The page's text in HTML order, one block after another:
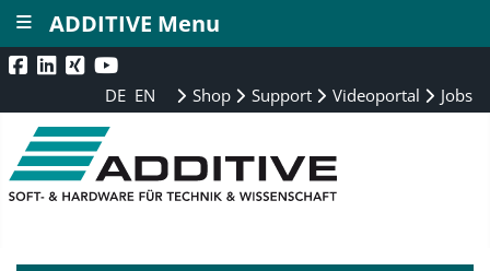
DE EN Shop Support Videoportal Jobs
ADDITIVE Menu
≡